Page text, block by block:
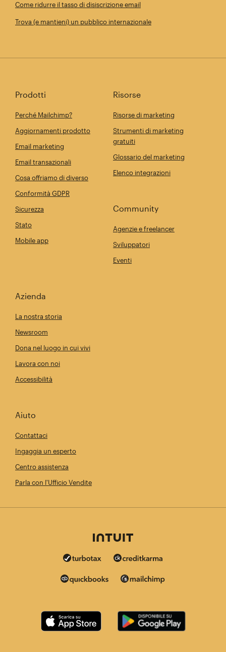
Come ridurre il tasso di disiscrizione email
Trova (e mantieni) un pubblico internazionale
Prodotti
Perché Mailchimp?
Aggiornamenti prodotto
Email marketing
Email transazionali
Cosa offriamo di diverso
Conformità GDPR
Sicurezza
Stato
Mobile app
Risorse
Risorse di marketing
Strumenti di marketing
gratuiti
Glossario del marketing
Elenco integrazioni
Community
Agenzie e freelancer
Sviluppatori
Eventi
Azienda
La nostra storia
Newsroom
Dona nel luogo in cui vivi
Lavora con noi
Accessibilità
Aiuto
Contattaci
Ingaggia un esperto
Centro assistenza
Parla con l'Ufficio Vendite